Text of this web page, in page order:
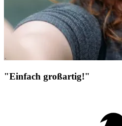
"Einfach großartig!"